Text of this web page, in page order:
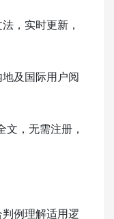
，实时更新，
及国际用户阅
，无需注册，
例理解适用逻